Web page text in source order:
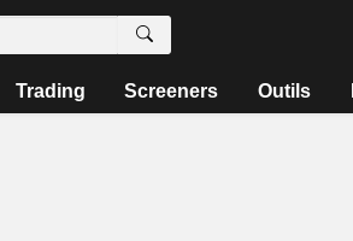
Trading Screeners Outils